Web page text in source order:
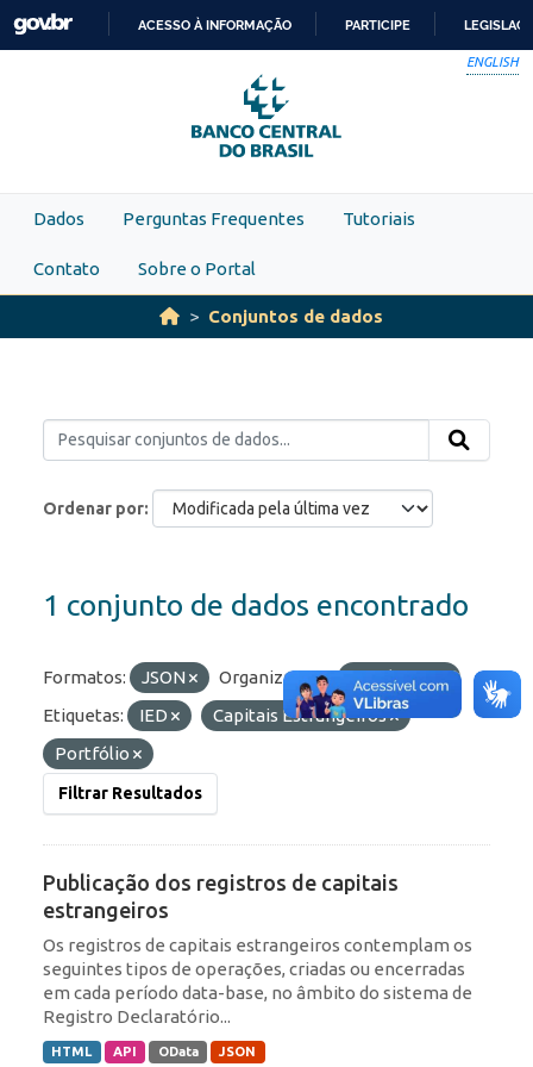
Skip to main content
PARA
O
CONTEÚDO
ACESSO À INFORMAÇÃO PARTICIPE
ENGLISH
Dados Perguntas Frequentes Tutoriais
Contato Sobre o Portal
Conjuntos de dados
Ordenar por
1 conjunto de dados encontrado
Formatos: JSON Organizações:
BCB/Dstat
Etiquetas:
IED
Capitais Estrangeiros
Portfólio
Filtrar Resultados
Publicação dos registros de capitais
estrangeiros
Os registros de capitais estrangeiros contemplam os
seguintes tipos de operações, criadas ou encerradas
em cada período data-base, no âmbito do sistema de
Registro Declaratório...
HTML API OData JSON